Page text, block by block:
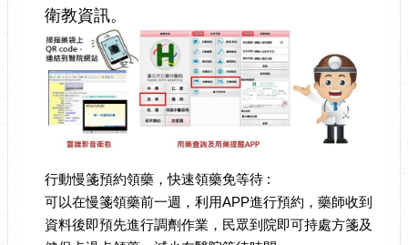
衛教資訊。
行動慢箋預約領藥，快速領藥免等待 :
可以在慢箋領藥前一週，利用APP進行預約，藥師收到
資料後即預先進行調劑作業，民眾到院即可持處方箋及